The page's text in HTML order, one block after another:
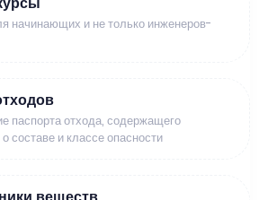
начинающих и не только инженеров-
паспорта отхода, содержащего
составе и классе опасности